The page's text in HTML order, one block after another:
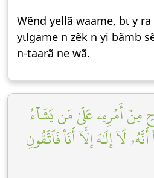
Wẽnd yellã waame, bɩ y
yɩlgame n zẽk n yi bãmb
n-taarã ne wã.
مِنۡ أَمۡرِهِۦ عَلَىٰ مَن يَشَآءُ
لَآ إِلَٰهَ إِلَّآ أَنَا۠ فَٱتَّقُونِ